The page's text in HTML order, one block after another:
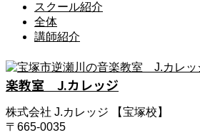
スクール紹介
全体
講師紹介
楽教室 J.カレッジ
株式会社 J.カレッジ 【宝塚校】
〒665-0035